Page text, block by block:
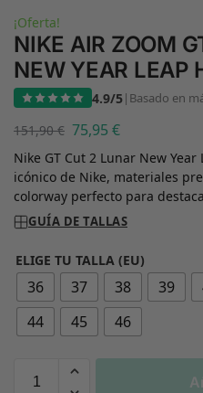
¡Oferta!
NIKE AIR ZOOM
NEW YEAR LEAP
4.9/5| Basado en
151,90€ 75,95 €
Nike GT Cut 2 Lunar New
icónico de Nike, materiales
colorway perfecto para
GUÍA DE TALLAS
ELIGE TU TALLA (EU)
36 37 38 39
44
45 46